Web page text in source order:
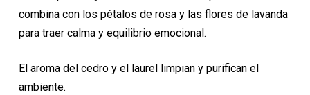
combina con los pétalos de rosa y las flores de lavanda
para traer calma y equilibrio emocional.
El aroma del cedro y el laurel limpian y purifican el
ambiente.